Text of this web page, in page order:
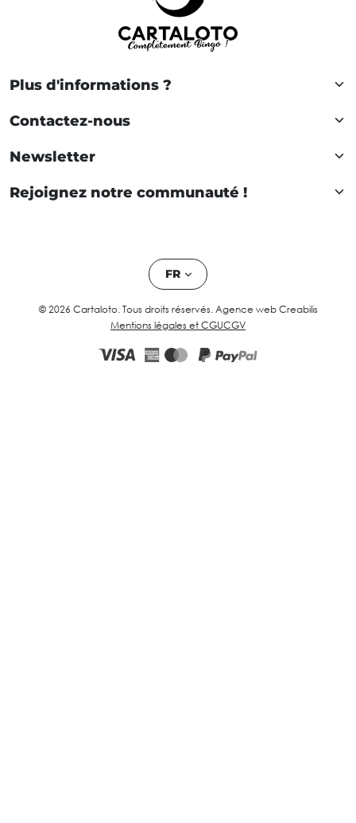
Plus d'informations ?
Contactez-nous
Newsletter
Rejoignez notre communauté !
FR
© 2026 Cartaloto. Tous droits réservés. Agence web Creabilis
Mentions légales et CGUCGV